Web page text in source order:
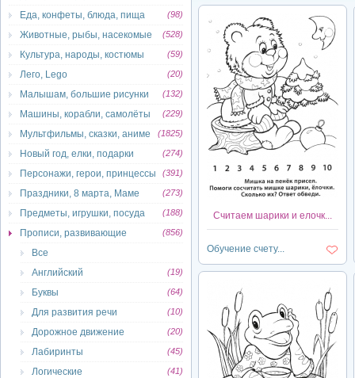
Еда, конфеты, блюда, пища (98)
Животные, рыбы, насекомые (528)
Культура, народы, костюмы (59)
Лего, Lego (20)
Малышам, большие рисунки (132)
Машины, корабли, самолёты (229)
Мультфильмы, сказки, аниме (1825)
Новый год, елки, подарки (274)
Персонажи, герои, принцессы (391)
Праздники, 8 марта, Маме (273)
Предметы, игрушки, посуда (188)
Прописи, развивающие (856)
Все
Английский
(19)
Буквы (64)
Для развития речи (10)
Дорожное движение (20)
Лабиринты (45)
Логические (41)
Считаем шарики и елочк...
Обучение счету...